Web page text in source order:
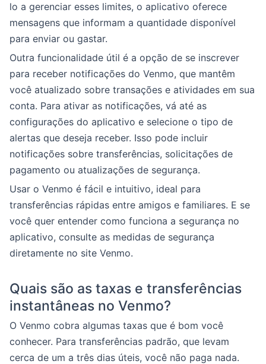
lo a gerenciar esses limites, o aplicativo oferece
mensagens que informam a quantidade disponível
para enviar ou gastar.
Outra funcionalidade útil é a opção de se inscrever
para receber notificações do Venmo, que mantêm
você atualizado sobre transações e atividades em sua
conta. Para ativar as notificações, vá até as
configurações do aplicativo e selecione o tipo de
alertas que deseja receber. Isso pode incluir
notificações sobre transferências, solicitações de
pagamento ou atualizações de segurança.
Usar o Venmo é fácil e intuitivo, ideal para
transferências rápidas entre amigos e familiares. E se
você quer entender como funciona a segurança no
aplicativo, consulte as medidas de segurança
diretamente no site Venmo.
Quais são as taxas e transferências
instantâneas no Venmo?
O Venmo cobra algumas taxas que é bom você
conhecer. Para transferências padrão, que levam
cerca de um a três dias úteis, você não paga nada.